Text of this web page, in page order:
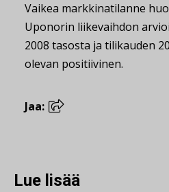
Vaikea markkinatilanne
Uponorin liikevaihdon
2008 tasosta ja tilikauden
olevan positiivinen.
Jaa:
Lue lisää